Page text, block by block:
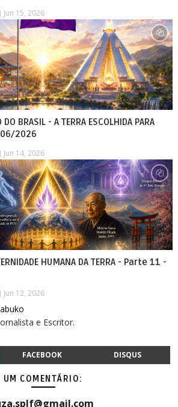
Jun 15, 2026
DO BRASIL - A TERRA ESCOLHIDA PARA
06/2026
Jun 14, 2026
HUMANA DA TERRA - Parte 11 -
Jun 12, 2026
e Escritor.
FACEBOOK DISQUS
UM COMENTÁRIO: